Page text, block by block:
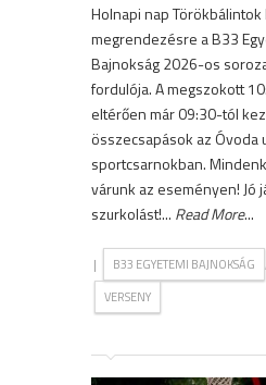
Holnapi nap Törökbálintok
megrendezésre a B33
Bajnokság 2026-os
fordulója. A megszokott
eltérően már 09:30-tól
összecsapások az Óvoda
sportcsarnokban.
várunk az eseményen! Jó
szurkolást!... Read More...
| B33 EGYETEMI BAJNOKSÁG ,
VERSENY